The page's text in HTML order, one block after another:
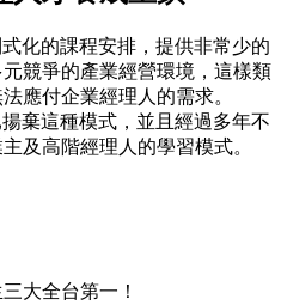
化的課程安排，提供非常少的
競爭的產業經營環境，這樣類
應付企業經理人的需求。
棄這種模式，並且經過多年不
及高階經理人的學習模式。
大全台第一！